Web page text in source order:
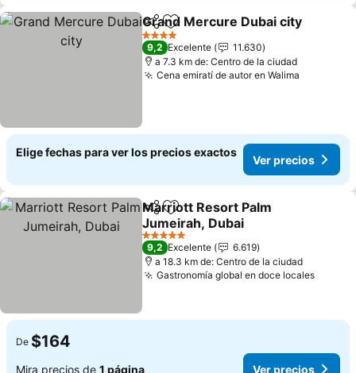
CompartirAgregar a favoritos
Grand Mercure Dubai city
4 Estrellas
9,2 Excelente
11.630
a 7.3 km de: Centro de la ciudad
Cena emiratí de autor en Walima
Elige fechas para ver los precios exactos
Ver precios
CompartirAgregar a favoritos
Marriott Resort Palm
Jumeirah, Dubai
5 Estrellas
9,2 Excelente
6.619
a 18.3 km de: Centro de la ciudad
Gastronomía global en doce locales
De $164
Mira precios de 1 página Ver precios